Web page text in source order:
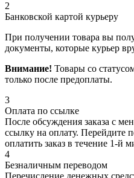
2
Банковской картой курьеру
При получении товара вы
документы, которые курьер
Внимание! Товары со
только после предоплаты.
3
Оплата по ссылке
После обсуждения заказа с
ссылку на оплату. Перейдите
оплатить заказ в течение 1-й
4
Безналичным переводом